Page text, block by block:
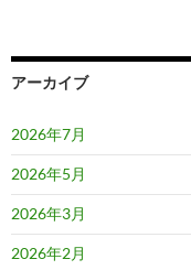
アーカイブ
2026年7月
2026年5月
2026年3月
2026年2月